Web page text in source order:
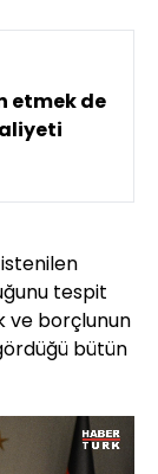
etmek de
tespit
ve borçlunun
bütün